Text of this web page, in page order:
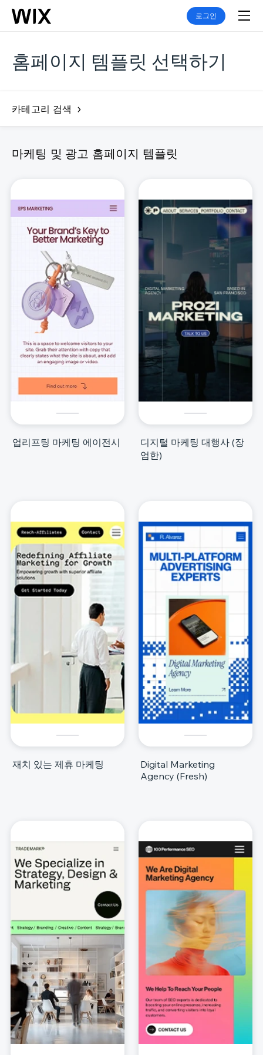
로그인
홈페이지 템플릿 선택하기
카테고리 검색
마케팅 및 광고 홈페이지 템플릿
업리프팅 마케팅 에이전시
디지털 마케팅 대행사 (장
엄한)
재치 있는 제휴 마케팅
Digital Marketing
Agency (Fresh)